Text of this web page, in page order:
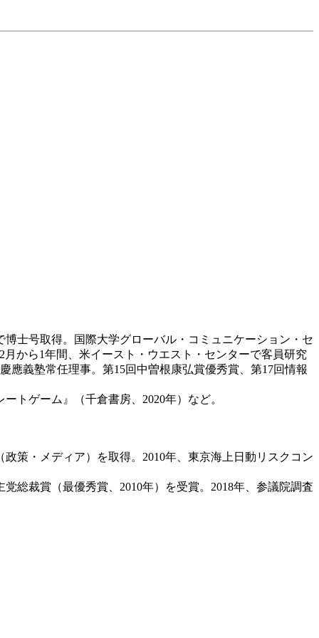
士号取得。国際大学グローバル・コミュニケーション・セ
から1年間、米イースト・ウエスト・センターで客員研究
應義塾常任理事。第15回中曽根康弘賞優秀賞、第17回情報
トゲーム』（千倉書房、2020年）など。
策・メディア）を取得。2010年、東京海上日動リスクコン
総裁賞（最優秀賞、2010年）を受賞。2018年、参議院調査